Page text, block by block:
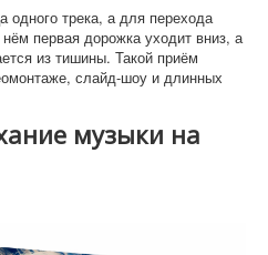
трека, а для перехода
первая дорожка уходит вниз, а
из тишины. Такой приём
слайд-шоу и длинных
музыки на